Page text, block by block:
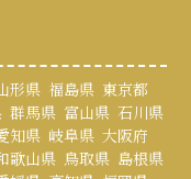
形県 福島県 東京都
群馬県 富山県 石川県
知県 岐阜県 大阪府
歌山県 鳥取県 島根県